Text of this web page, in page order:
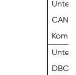
CAN
DBC-